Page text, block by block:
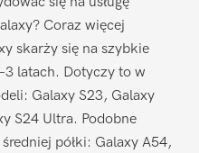
Coraz więcej
skarży się na szybkie
latach. Dotyczy to w
Galaxy S23, Galaxy
S24 Ultra. Podobne
półki: Galaxy A54,